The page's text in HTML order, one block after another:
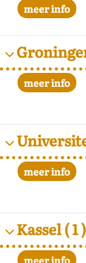
Kassel( 1 )